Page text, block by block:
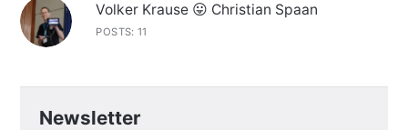
Volker Krause 😛 Christian Spaan
POSTS: 11
Newsletter